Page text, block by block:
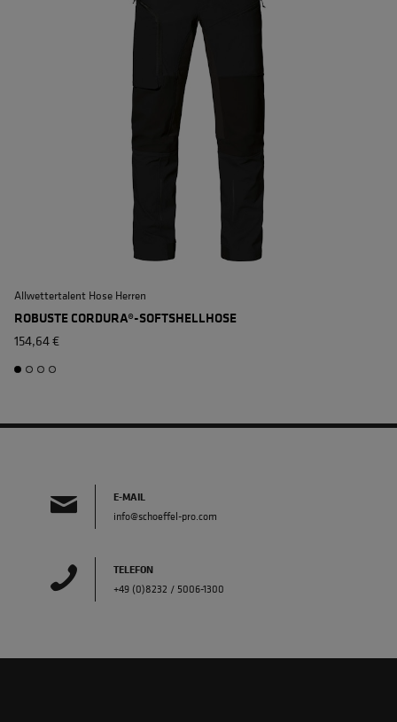
Allwettertalent Hose Herren
ROBUSTE CORDURA®-SOFTSHELLHOSE
154,64 €
E-MAIL
info@schoeffel-pro.com
TELEFON
+49 (0)8232 / 5006-1300